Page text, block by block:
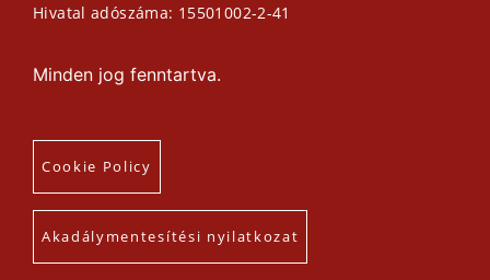
Hivatal adószáma: 15501002-2-41
Minden jog fenntartva.
Cookie Policy
Akadálymentesítési nyilatkozat